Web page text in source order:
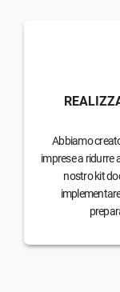
Abbiamo
imprese a ridurre
nostro kit